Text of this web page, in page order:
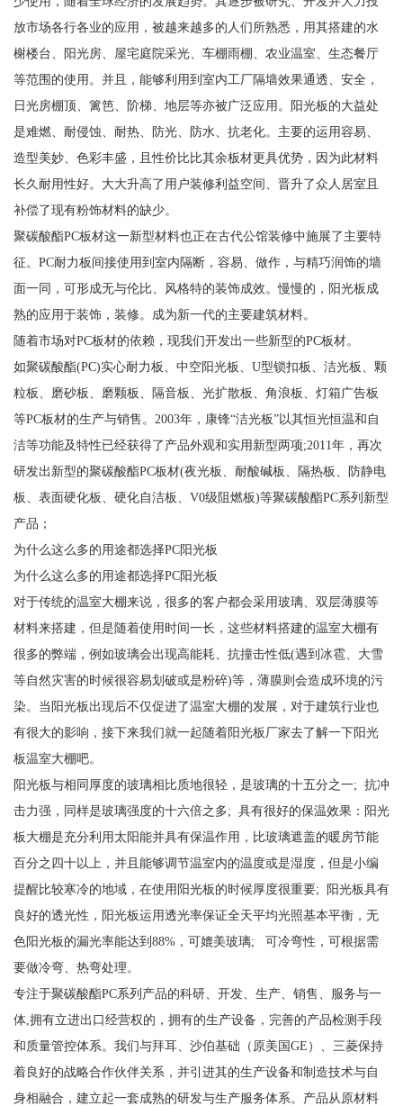
放市场各行各业的应用，被越来越多的人们所熟悉，用其搭建的水
榭楼台、阳光房、屋宅庭院采光、车棚雨棚、农业温室、生态餐厅
等范围的使用。并且，能够利用到室内工厂隔墙效果通透、安全，
日光房棚顶、篱笆、阶梯、地层等亦被广泛应用。阳光板的大益处
是难燃、耐侵蚀、耐热、防光、防水、抗老化。主要的运用容易、
造型美妙、色彩丰盛，且性价比比其余板材更具优势，因为此材料
长久耐用性好。大大升高了用户装修利益空间、晋升了众人居室且
补偿了现有粉饰材料的缺少。
聚碳酸酯PC板材这一新型材料也正在古代公馆装修中施展了主要特
征。PC耐力板间接使用到室内隔断，容易、做作，与精巧润饰的墙
面一同，可形成无与伦比、风格特的装饰成效。慢慢的，阳光板成
熟的应用于装饰，装修。成为新一代的主要建筑材料。
随着市场对PC板材的依赖，现我们开发出一些新型的PC板材。
如聚碳酸酯(PC)实心耐力板、中空阳光板、U型锁扣板、洁光板、颗
粒板、磨砂板、磨颗板、隔音板、光扩散板、角浪板、灯箱广告板
等PC板材的生产与销售。2003年，康锋“洁光板”以其恒光恒温和自
洁等功能及特性已经获得了产品外观和实用新型两项;2011年，再次
研发出新型的聚碳酸酯PC板材(夜光板、耐酸碱板、隔热板、防静电
板、表面硬化板、硬化自洁板、V0级阻燃板)等聚碳酸酯PC系列新型
产品；
为什么这么多的用途都选择PC阳光板
为什么这么多的用途都选择PC阳光板
对于传统的温室大棚来说，很多的客户都会采用玻璃、双层薄膜等
材料来搭建，但是随着使用时间一长，这些材料搭建的温室大棚有
很多的弊端，例如玻璃会出现高能耗、抗撞击性低(遇到冰雹、大雪
等自然灾害的时候很容易划破或是粉碎)等，薄膜则会造成环境的污
染。当阳光板出现后不仅促进了温室大棚的发展，对于建筑行业也
有很大的影响，接下来我们就一起随着阳光板厂家去了解一下阳光
板温室大棚吧。
阳光板与相同厚度的玻璃相比质地很轻，是玻璃的十五分之一; 抗冲
击力强，同样是玻璃强度的十六倍之多; 具有很好的保温效果：阳光
板大棚是充分利用太阳能并具有保温作用，比玻璃遮盖的暖房节能
百分之四十以上，并且能够调节温室内的温度或是湿度，但是小编
提醒比较寒冷的地域，在使用阳光板的时候厚度很重要; 阳光板具有
良好的透光性，阳光板运用透光率保证全天平均光照基本平衡，无
色阳光板的漏光率能达到88%，可媲美玻璃; 可冷弯性，可根据需
要做冷弯、热弯处理。
专注于聚碳酸酯PC系列产品的科研、开发、生产、销售、服务与一
体,拥有立进出口经营权的，拥有的生产设备，完善的产品检测手段
和质量管控体系。我们与拜耳、沙伯基础（原美国GE）、三菱保持
着良好的战略合作伙伴关系，并引进其的生产设备和制造技术与自
身相融合，建立起一套成熟的研发与生产服务体系。产品从原材料